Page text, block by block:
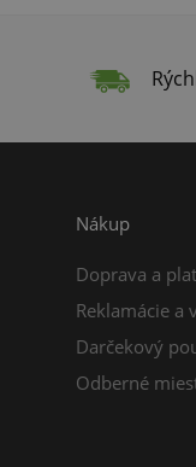
Nákup
Doprava a
Reklamácie a
Darčekový
Odberné